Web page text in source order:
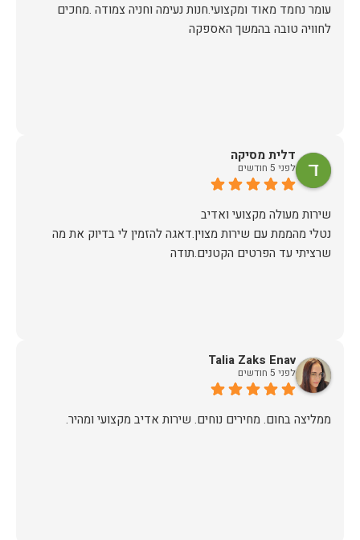
עומר נחמד מאוד ומקצועי.חנות נעימה וחניה צמודה .מחכים
לחוויה טובה בהמשך האספקה
דלית מסיקה
לפני 5 חודשים
נטלי מהממת עם שירות מצוין.דאגה להזמין לי בדיוק את מה
שרציתי עד הפרטים הקטנים.תודה
Talia Zaks Enav
לפני 5 חודשים
ממליצה בחום. מחירים נוחים. שירות אדיב מקצועי ומהיר.